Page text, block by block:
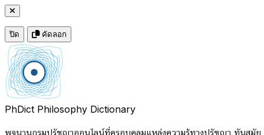
ปิด คัดลอก
PhDict Philosophy Dictionary